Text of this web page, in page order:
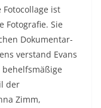
Fotocollage ist
Sie
Dokumentar-
verstand Evans
behelfsmäßige
der
Zimm,